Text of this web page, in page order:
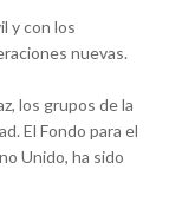
y con los
nuevas.
los grupos de la
El Fondo para el
Unido, ha sido